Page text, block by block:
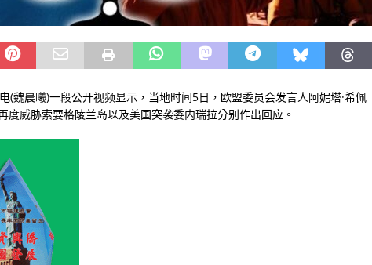
(魏晨曦)一段公开视频显示，当地时间5日，欧盟委员会发言人阿妮塔·希佩
度威胁索要格陵兰岛以及美国突袭委内瑞拉分别作出回应。